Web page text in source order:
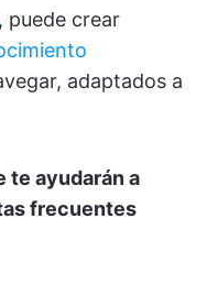
, puede crear
adaptados a
te ayudarán a
frecuentes